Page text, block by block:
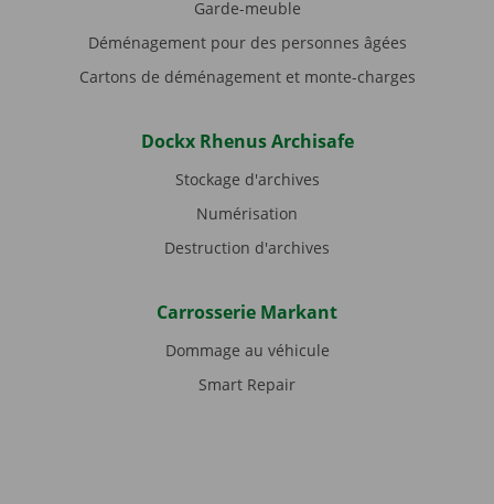
Garde-meuble
Déménagement pour des personnes âgées
Cartons de déménagement et monte-charges
Dockx Rhenus Archisafe
Stockage d'archives
Numérisation
Destruction d'archives
Carrosserie Markant
Dommage au véhicule
Smart Repair